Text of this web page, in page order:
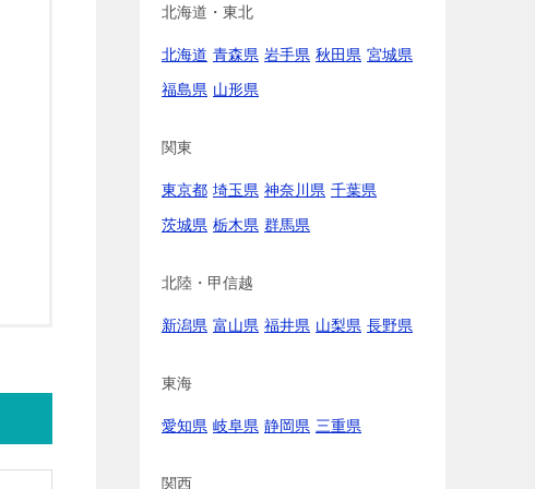
北海道・東北
北海道 青森県 岩手県 秋田県 宮城県
福島県 山形県
関東
東京都 埼玉県 神奈川県 千葉県
茨城県 栃木県 群馬県
北陸・甲信越
新潟県 富山県 福井県 山梨県 長野県
東海
愛知県 岐阜県 静岡県 三重県
関西